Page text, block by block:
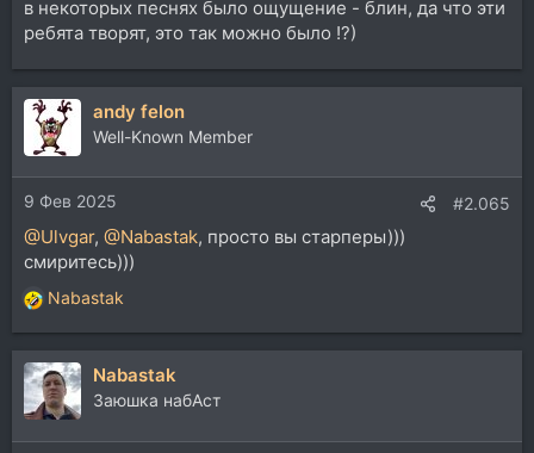
в некоторых песнях было ощущение - блин, да что эти
ребята творят, это так можно было !?)
andy felon
Well-Known Member
9 Фев 2025 #2.065
@Ulvgar, @Nabastak, просто вы старперы)))
смиритесь)))
Р
е
а
к
ц
и
и
Nabastak
Nabastak
Заюшка набАст